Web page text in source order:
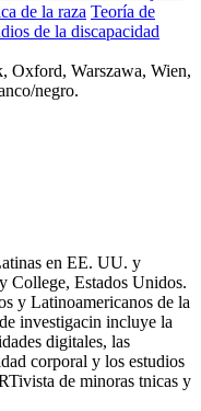
de la raza Teoría de
de la discapacidad
Oxford, Warszawa, Wien,
negro.
en EE. UU. y
College, Estados Unidos.
y Latinoamericanos de la
investigacin incluye la
digitales, las
corporal y los estudios
de minoras tnicas y